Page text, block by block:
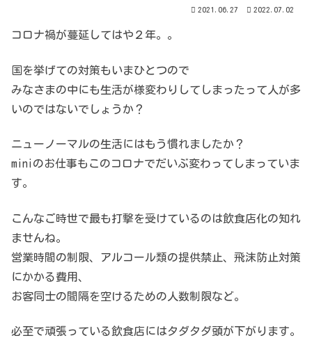
2021.06.27 2022.07.02
コロナ禍が蔓延してはや２年。。
国を挙げての対策もいまひとつので
みなさまの中にも生活が様変わりしてしまったって人が多
いのではないでしょうか？
ニューノーマルの生活にはもう慣れましたか？
miniのお仕事もこのコロナでだいぶ変わってしまっていま
す。
こんなご時世で最も打撃を受けているのは飲食店化の知れ
ませんね。
営業時間の制限、アルコール類の提供禁止、飛沫防止対策
にかかる費用、
お客同士の間隔を空けるための人数制限など。
必至で頑張っている飲食店にはタダタダ頭が下がります。